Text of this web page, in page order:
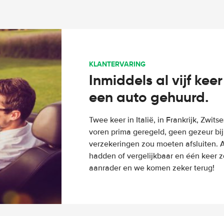
KLANTERVARING
Inmiddels al vijf
een auto gehuurd.
Twee keer in Italië, in Frankrijk,
voren prima geregeld, geen gezeur
verzekeringen zou moeten afsluiten.
hadden of vergelijkbaar en één keer
aanrader en we komen zeker terug!